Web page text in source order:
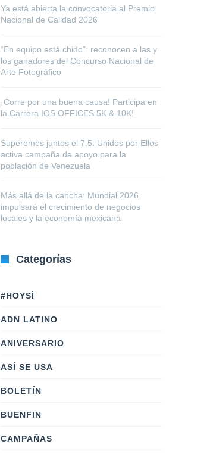
Ya está abierta la convocatoria al Premio
Nacional de Calidad 2026
“En equipo está chido”: reconocen a las y
los ganadores del Concurso Nacional de
Arte Fotográfico
¡Corre por una buena causa! Participa en
la Carrera IOS OFFICES 5K & 10K!
Superemos juntos el 7.5: Unidos por Ellos
activa campaña de apoyo para la
población de Venezuela
Más allá de la cancha: Mundial 2026
impulsará el crecimiento de negocios
locales y la economía mexicana
Categorías
#HOYSÍ
ADN LATINO
ANIVERSARIO
ASÍ SE USA
BOLETÍN
BUENFIN
CAMPAÑAS